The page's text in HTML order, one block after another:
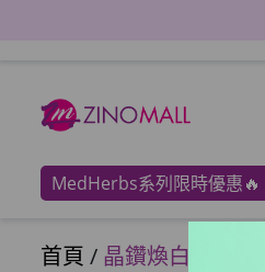
MedHerbs系列限時優惠🔥
首頁 / 晶鑽煥白系列